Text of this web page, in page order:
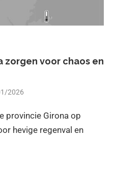
zorgen voor chaos en
2026
provincie Girona op
hevige regenval en